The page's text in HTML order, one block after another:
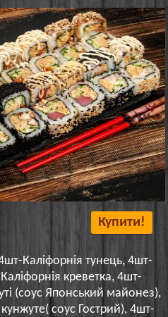
Купити!
Каліфорнія тунець, 4шт-
креветка, 4шт-
(соус Японський майонез),
соус Гострий), 4шт-